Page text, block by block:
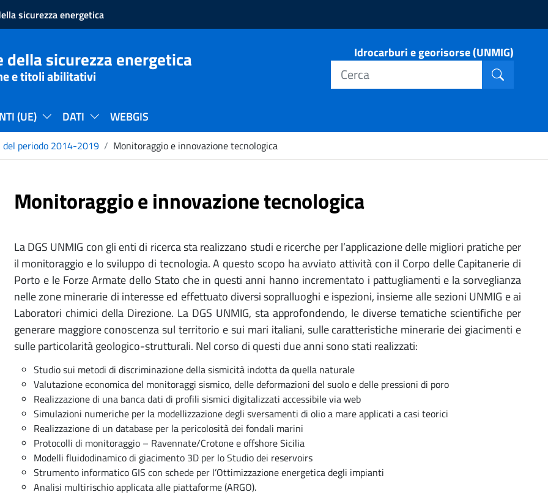
sicurezza energetica
sicurezza energetica
e titoli abilitativi
Idrocarburi e georisorse (UNMIG)
(UE) DATI WEBGIS
del periodo 2014-2019 Monitoraggio e innovazione tecnologica
Monitoraggio e innovazione tecnologica
La DGS UNMIG con gli enti di ricerca sta realizzano studi e ricerche per l’applicazione delle migliori pratiche per
il monitoraggio e lo sviluppo di tecnologia. A questo scopo ha avviato attività con il Corpo delle Capitanerie di
Porto e le Forze Armate dello Stato che in questi anni hanno incrementato i pattugliamenti e la sorveglianza
nelle zone minerarie di interesse ed effettuato diversi sopralluoghi e ispezioni, insieme alle sezioni UNMIG e ai
Laboratori chimici della Direzione. La DGS UNMIG, sta approfondendo, le diverse tematiche scientifiche per
generare maggiore conoscenza sul territorio e sui mari italiani, sulle caratteristiche minerarie dei giacimenti e
sulle particolarità geologico-strutturali. Nel corso di questi due anni sono stati realizzati:
Studio sui metodi di discriminazione della sismicità indotta da quella naturale
Valutazione economica del monitoraggi sismico, delle deformazioni del suolo e delle pressioni di poro
Realizzazione di una banca dati di profili sismici digitalizzati accessibile via web
Simulazioni numeriche per la modellizzazione degli sversamenti di olio a mare applicati a casi teorici
Realizzazione di un database per la pericolosità dei fondali marini
Protocolli di monitoraggio – Ravennate/Crotone e offshore Sicilia
Modelli fluidodinamico di giacimento 3D per lo Studio dei reservoirs
Strumento informatico GIS con schede per l’Ottimizzazione energetica degli impianti
Analisi multirischio applicata alle piattaforme (ARGO).